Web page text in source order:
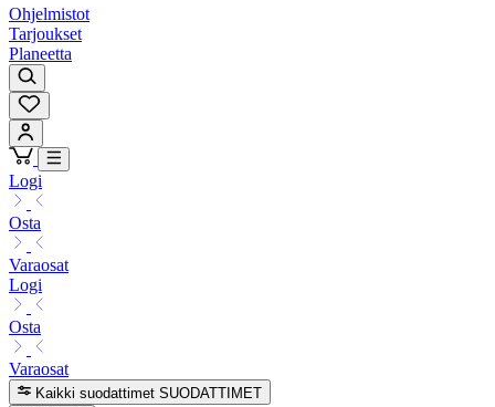
Ohjelmistot
Tarjoukset
Planeetta
Logi
Osta
Varaosat
Logi
Osta
Varaosat
Kaikki suodattimet SUODATTIMET